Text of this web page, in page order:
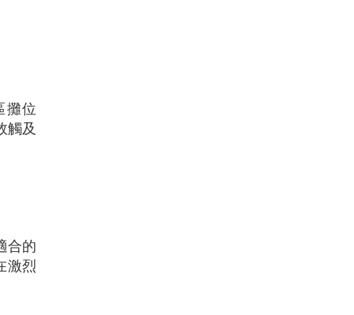
攤位
觸及
合的
激烈